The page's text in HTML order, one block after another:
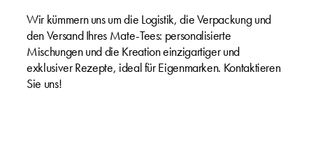
Wir kümmern uns um die Logistik, die Verpackung und
den Versand Ihres Mate-Tees: personalisierte
Mischungen und die Kreation einzigartiger und
exklusiver Rezepte, ideal für Eigenmarken. Kontaktieren
Sie uns!